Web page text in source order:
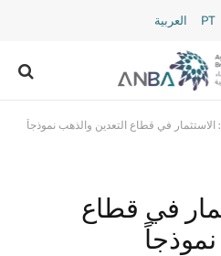
PT العربية
الاستثمار في قطاع التعدين والذهب نموذجاً
في قطاع